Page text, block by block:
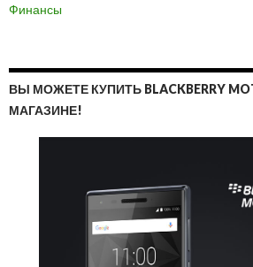
Финансы
ВЫ МОЖЕТЕ КУПИТЬ BLACKBERRY
МАГАЗИНЕ!